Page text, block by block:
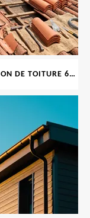
RÉPARATION DE TOITURE 69 RHONE, TUILES CASSÉES OU ABIMÉES